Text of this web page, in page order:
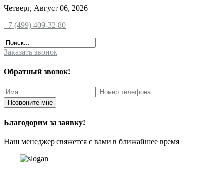
Четверг, Август 06, 2026
+7 (499) 409-32-80
Заказать звонок
Обратный звонок!
Благодорим за заявку!
Наш менеджер свяжется с вами в ближайшее время